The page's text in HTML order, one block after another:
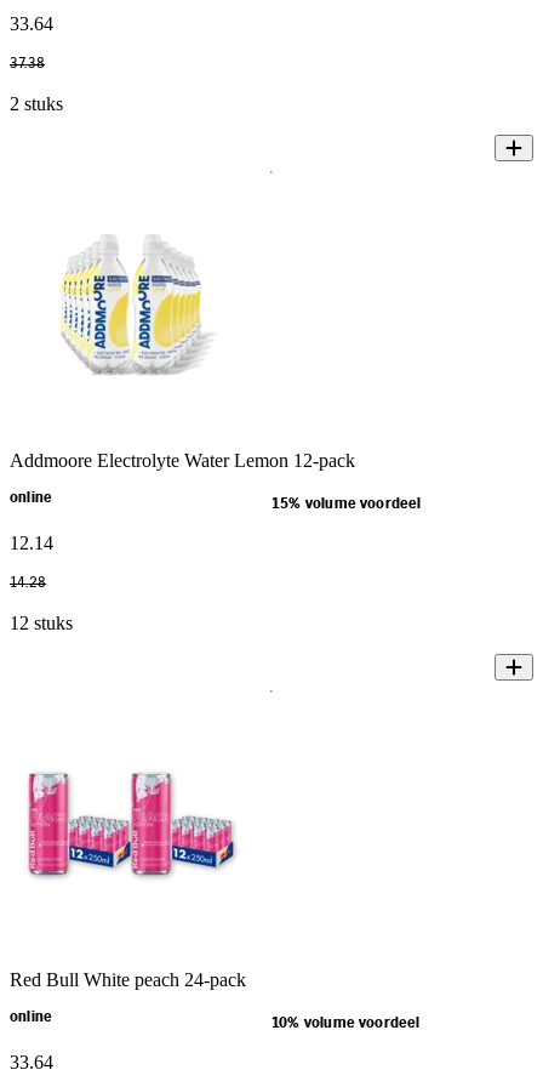
33.64
37.38
2 stuks
Addmoore Electrolyte Water Lemon 12-pack
online 15% volume voordeel
12.14
14.28
12 stuks
Red Bull White peach 24-pack
online 10% volume voordeel
33.64